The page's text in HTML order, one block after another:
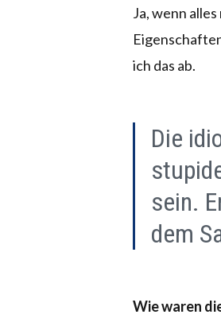
Ja, wenn
ich das ab.
Die
sein.
dem
Wie waren